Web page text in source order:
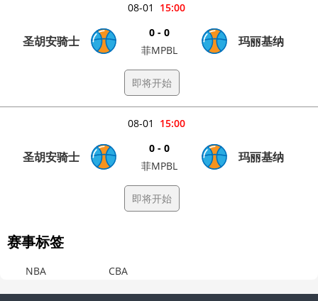
15:00
08-01
圣胡安骑士
0 - 0
菲MPBL
玛丽基纳
即将开始
15:00
08-01
圣胡安骑士
0 - 0
菲MPBL
玛丽基纳
即将开始
赛事标签
NBA CBA